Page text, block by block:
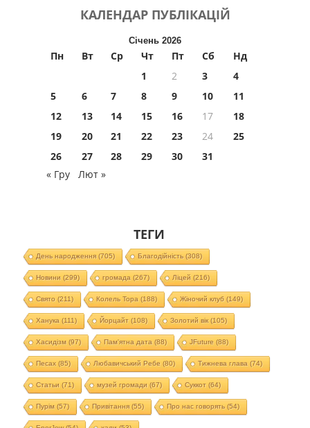
КАЛЕНДАР ПУБЛІКАЦІЙ
Січень 2026
Пн Вт Ср Чт Пт Сб
Нд
1
2 3
4
5
6 7 8 9 10
11
12
13 14 15 16 17
18
19
20 21 22 23 24
25
26
27 28 29 30
31
« Гру
Лют »
ТЕГИ
День народження(705) Благодійність (308)
Новини (299) громада (267) Ліцей (216)
Свято (211) Колель Тора (188) Жіночий клуб (149)
Ханука (111) Йорцайт (108) Золотий вік(105)
Хасидізм (97) Пам'ятна дата (88) JFuture (88)
Песах(85) Любавичський Ребе (80) Тижнева глава (74)
Статьи (71) музей громади (67) Суккот (64)
Пурім (57) Привітання(55) Про нас говорять (54)